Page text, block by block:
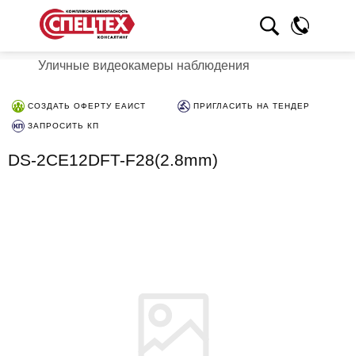
Уличные видеокамеры наблюдения
СОЗДАТЬ ОФЕРТУ ЕАИСТ ПРИГЛАСИТЬ НА ТЕНДЕР
ЗАПРОСИТЬ КП
DS-2CE12DFT-F28(2.8mm)